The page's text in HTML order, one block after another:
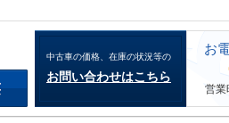
中古車の価格、在庫の状況等の
お問い合わせはこちら
お
営業